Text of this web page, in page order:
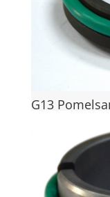
G13